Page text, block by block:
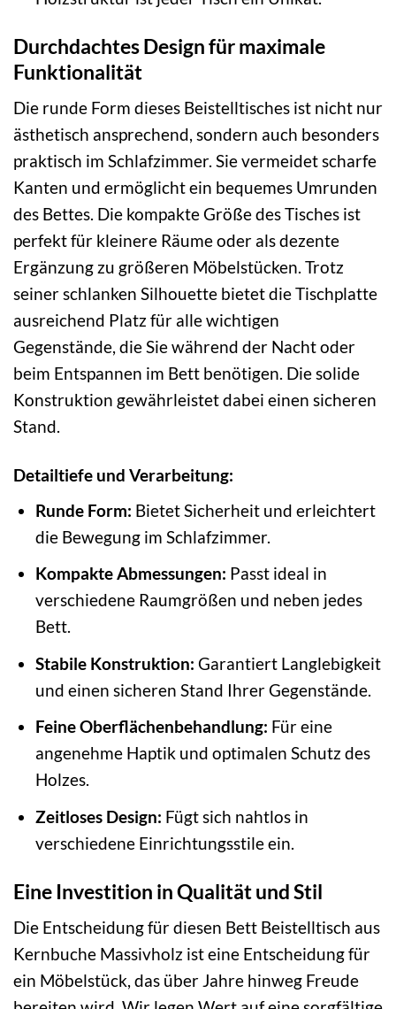
Durchdachtes Design für maximale
Funktionalität
Die runde Form dieses Beistelltisches ist nicht nur
ästhetisch ansprechend, sondern auch besonders
praktisch im Schlafzimmer. Sie vermeidet scharfe
Kanten und ermöglicht ein bequemes Umrunden
des Bettes. Die kompakte Größe des Tisches ist
perfekt für kleinere Räume oder als dezente
Ergänzung zu größeren Möbelstücken. Trotz
seiner schlanken Silhouette bietet die Tischplatte
ausreichend Platz für alle wichtigen
Gegenstände, die Sie während der Nacht oder
beim Entspannen im Bett benötigen. Die solide
Konstruktion gewährleistet dabei einen sicheren
Stand.
Detailtiefe und Verarbeitung:
Runde Form: Bietet Sicherheit und erleichtert
die Bewegung im Schlafzimmer.
Kompakte Abmessungen: Passt ideal in
verschiedene Raumgrößen und neben jedes
Bett.
Stabile Konstruktion: Garantiert Langlebigkeit
und einen sicheren Stand Ihrer Gegenstände.
Feine Oberflächenbehandlung: Für eine
angenehme Haptik und optimalen Schutz des
Holzes.
Zeitloses Design: Fügt sich nahtlos in
verschiedene Einrichtungsstile ein.
Eine Investition in Qualität und Stil
Die Entscheidung für diesen Bett Beistelltisch aus
Kernbuche Massivholz ist eine Entscheidung für
ein Möbelstück, das über Jahre hinweg Freude